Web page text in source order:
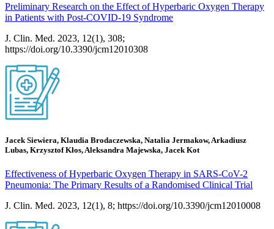
Preliminary Research on the Effect of Hyperbaric Oxygen Therapy
in Patients with Post-COVID-19 Syndrome
J. Clin. Med. 2023, 12(1), 308;
https://doi.org/10.3390/jcm12010308
Jacek Siewiera, Klaudia Brodaczewska, Natalia Jermakow, Arkadiusz
Lubas, Krzysztof Kłos, Aleksandra Majewska, Jacek Kot
Effectiveness of Hyperbaric Oxygen Therapy in SARS-CoV-2
Pneumonia: The Primary Results of a Randomised Clinical Trial
J. Clin. Med. 2023, 12(1), 8; https://doi.org/10.3390/jcm12010008